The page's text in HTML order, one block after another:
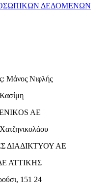
ΔΕΔΟΜΕΝΩΝ
Μάνος Νιφλής
AE
ΔΙΑΔΙΚΤΥΟΥ ΑΕ
ΑΤΤΙΚΗΣ
151 24